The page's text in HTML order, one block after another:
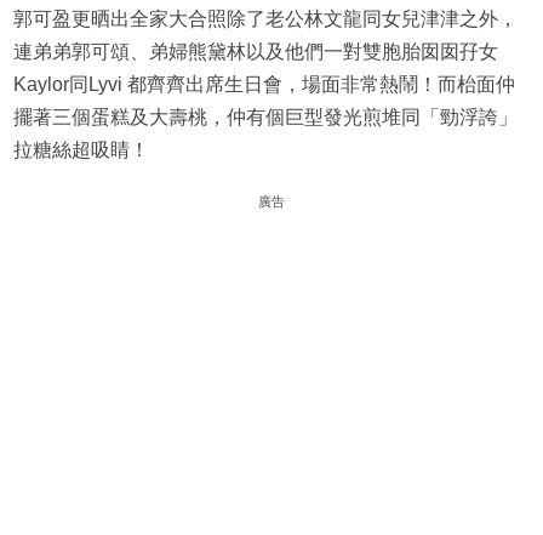
郭可盈更晒出全家大合照除了老公林文龍同女兒津津之外，
連弟弟郭可頌、弟婦熊黛林以及他們一對雙胞胎囡囡孖女
Kaylor同Lyvi 都齊齊出席生日會，場面非常熱鬧！而枱面仲
擺著三個蛋糕及大壽桃，仲有個巨型發光煎堆同「勁浮誇」
拉糖絲超吸睛！
廣告